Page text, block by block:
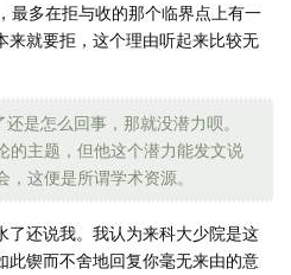
最多在拒与收的那个临界点上有一
来就要拒，这个理由听起来比较无
是怎么回事，那就没潜力呗。
的主题，但他这个潜力能发文说
这便是所谓学术资源。
了还说我。我认为来科大少院是这
此锲而不舍地回复你毫无来由的意